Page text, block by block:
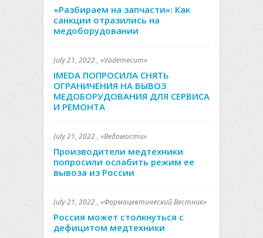
«Разбираем на запчасти»: Как
санкции отразились на
медоборудовании
July 21, 2022 , «Vademecum»
IMEDA ПОПРОСИЛА СНЯТЬ
ОГРАНИЧЕНИЯ НА ВЫВОЗ
МЕДОБОРУДОВАНИЯ ДЛЯ СЕРВИСА
И РЕМОНТА
July 21, 2022 , «Ведомости»
Производители медтехники
попросили ослабить режим ее
вывоза из России
July 21, 2022 , «Фармацевтический Вестник»
Россия может столкнуться с
дефицитом медтехники